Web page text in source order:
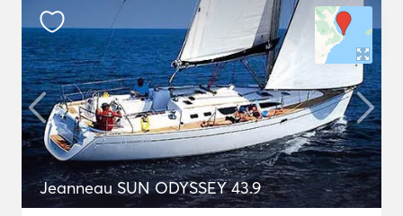
Jeanneau SUN ODYSSEY 43.9